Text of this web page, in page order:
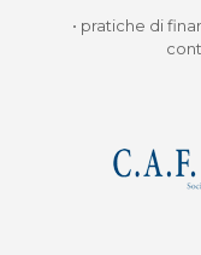
• pratiche di